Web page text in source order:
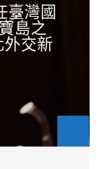
臺灣國
島之
交新